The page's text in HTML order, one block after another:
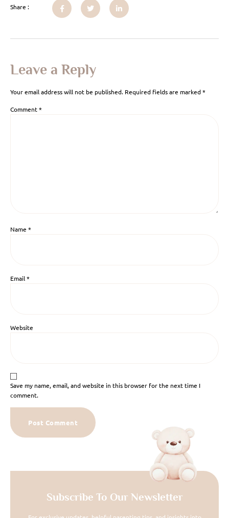
Share :
Leave a Reply
Your email address will not be published. Required fields are marked*
Comment*
Name *
Email*
Website
Save my name, email, and website in this browser for the next time I
comment.
Subscribe To Our Newsletter